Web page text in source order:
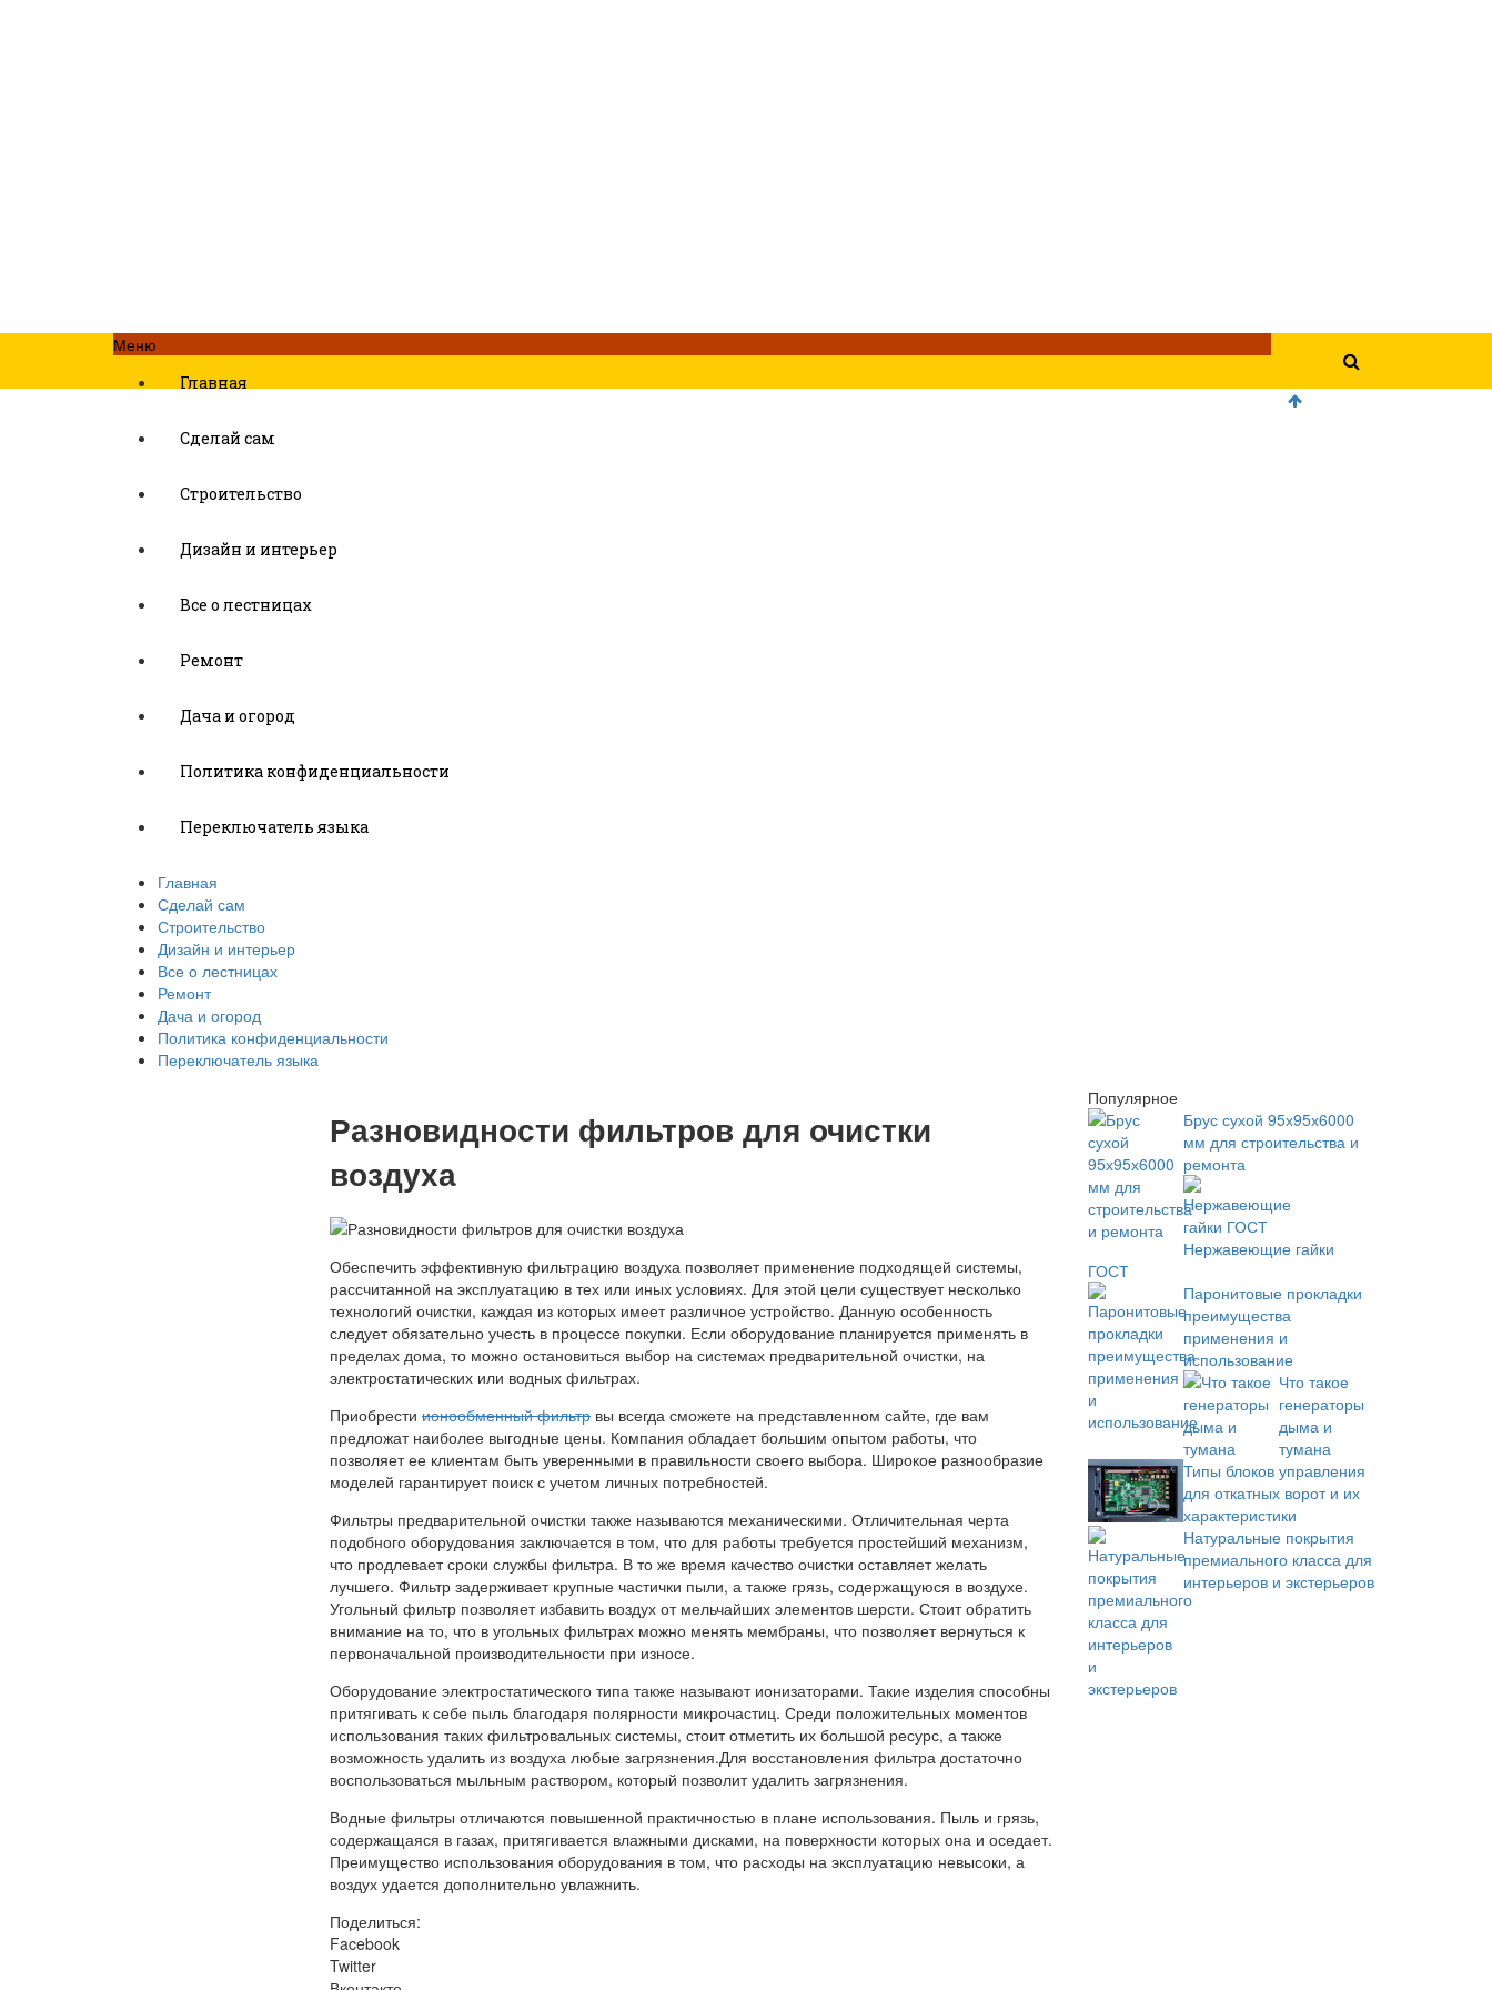
Меню
Главная
Сделай сам
Строительство
Дизайн и интерьер
Все о лестницах
Ремонт
Дача и огород
Политика конфиденциальности
Переключатель языка
Главная
Сделай сам
Строительство
Дизайн и интерьер
Все о лестницах
Ремонт
Дача и огород
Политика конфиденциальности
Переключатель языка
Разновидности фильтров для очистки
воздуха
Обеспечить эффективную фильтрацию воздуха позволяет применение подходящей системы,
рассчитанной на эксплуатацию в тех или иных условиях. Для этой цели существует несколько
технологий очистки, каждая из которых имеет различное устройство. Данную особенность
следует обязательно учесть в процессе покупки. Если оборудование планируется применять в
пределах дома, то можно остановиться выбор на системах предварительной очистки, на
электростатических или водных фильтрах.
Приобрести ионообменный фильтр вы всегда сможете на представленном сайте, где вам
предложат наиболее выгодные цены. Компания обладает большим опытом работы, что
позволяет ее клиентам быть уверенными в правильности своего выбора. Широкое разнообразие
моделей гарантирует поиск с учетом личных потребностей.
Фильтры предварительной очистки также называются механическими. Отличительная черта
подобного оборудования заключается в том, что для работы требуется простейший механизм,
что продлевает сроки службы фильтра. В то же время качество очистки оставляет желать
лучшего. Фильтр задерживает крупные частички пыли, а также грязь, содержащуюся в воздухе.
Угольный фильтр позволяет избавить воздух от мельчайших элементов шерсти. Стоит обратить
внимание на то, что в угольных фильтрах можно менять мембраны, что позволяет вернуться к
первоначальной производительности при износе.
Оборудование электростатического типа также называют ионизаторами. Такие изделия способны
притягивать к себе пыль благодаря полярности микрочастиц. Среди положительных моментов
использования таких фильтровальных системы, стоит отметить их большой ресурс, а также
возможность удалить из воздуха любые загрязнения.Для восстановления фильтра достаточно
воспользоваться мыльным раствором, который позволит удалить загрязнения.
Водные фильтры отличаются повышенной практичностью в плане использования. Пыль и грязь,
содержащаяся в газах, притягивается влажными дисками, на поверхности которых она и оседает.
Преимущество использования оборудования в том, что расходы на эксплуатацию невысоки, а
воздух удается дополнительно увлажнить.
Поделиться:
Facebook
Twitter
Популярное
Брус сухой 95х95х6000
мм для строительства и
ремонта
Нержавеющие гайки
ГОСТ
Паронитовые прокладки
преимущества
применения и
использование
Что такое
генераторы
дыма и
тумана
Типы блоков управления
для откатных ворот и их
характеристики
Натуральные покрытия
премиального класса для
интерьеров и экстерьеров